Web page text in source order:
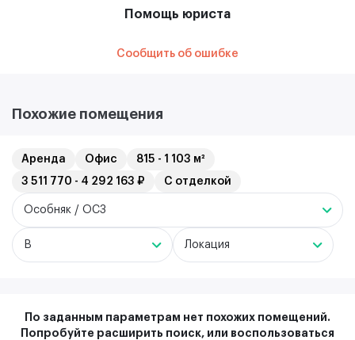
Помощь юриста
Сообщить об ошибке
Похожие помещения
Аренда Офис
815 - 1 103 м²
3 511 770 - 4 292 163 ₽
С отделкой
Особняк / ОСЗ
B Локация
По заданным параметрам нет похожих помещений.
Попробуйте расширить поиск, или воспользоваться